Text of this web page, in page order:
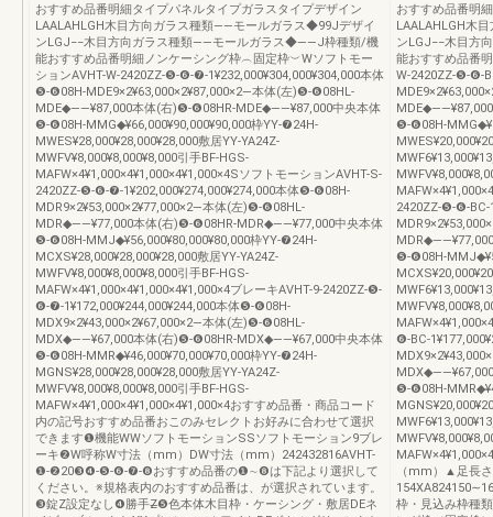
おすすめ品番明細タイプパネルタイプガラスタイプデザイン
LAALAHLGH木目方向ガラス種類――モールガラス◆99Jデザイ
ンLGJ−−木目方向ガラス種類――モールガラス◆――J枠種類/機
能おすすめ品番明細ノンケーシング枠︵固定枠︶Wソフトモー
ションAVHT-W-2420ZZ-❺-❻-❼-1¥232,000¥304,000¥304,000本体
❺-❻08H-MDE9×2¥63,000×2¥87,000×2―本体(左)❺-❻08HL-
MDE◆――¥87,000本体(右)❺-❻08HR-MDE◆――¥87,000中央本体
❺-❻08H-MMG◆¥66,000¥90,000¥90,000枠YY-❼24H-
MWES¥28,000¥28,000¥28,000敷居YY-YA24Z-
MWFV¥8,000¥8,000¥8,000引手BF-HGS-
MAFW×4¥1,000×4¥1,000×4¥1,000×4SソフトモーションAVHT-S-
2420ZZ-❺-❻-❼-1¥202,000¥274,000¥274,000本体❺-❻08H-
MDR9×2¥53,000×2¥77,000×2―本体(左)❺-❻08HL-
MDR◆――¥77,000本体(右)❺-❻08HR-MDR◆――¥77,000中央本体
❺-❻08H-MMJ◆¥56,000¥80,000¥80,000枠YY-❼24H-
MCXS¥28,000¥28,000¥28,000敷居YY-YA24Z-
MWFV¥8,000¥8,000¥8,000引手BF-HGS-
MAFW×4¥1,000×4¥1,000×4¥1,000×4ブレーキAVHT-9-2420ZZ-❺-
❻-❼-1¥172,000¥244,000¥244,000本体❺-❻08H-
MDX9×2¥43,000×2¥67,000×2―本体(左)❺-❻08HL-
MDX◆――¥67,000本体(右)❺-❻08HR-MDX◆――¥67,000中央本体
❺-❻08H-MMR◆¥46,000¥70,000¥70,000枠YY-❼24H-
MGNS¥28,000¥28,000¥28,000敷居YY-YA24Z-
MWFV¥8,000¥8,000¥8,000引手BF-HGS-
MAFW×4¥1,000×4¥1,000×4¥1,000×4おすすめ品番・商品コード
内の記号おすすめ品番おこのみセレクトお好みに合わせて選択
できます❶機能WWソフトモーションSSソフトモーション9ブレ
ーキ❷W呼称W寸法（mm）DW寸法（mm）242432816AVHT-
❶-❷20❸❹-❺-❻-❼-❽おすすめ品番の❶∼❽は下記より選択して
ください。※規格表内のおすすめ品番は、が選択されています。
❸錠Z設定なし❹勝手Z̶❺色本体木目枠・ケーシング・敷居DEネ
おすすめ品番明
LAALAHLGH木
ンLGJ−−木目方
能おすすめ品番
W-2420ZZ-❺-❻-
❺-❻08H-
2420ZZ-❺-❻-BC-
❺-❻08H-
❻-BC-
❺-❻08H-
（mm）▲足長
枠・見込み枠種